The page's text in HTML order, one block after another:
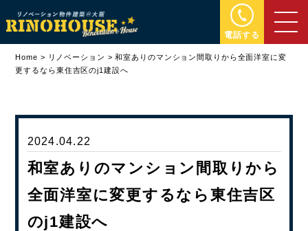
電話する
Home > リノベーション >和室ありのマンション間取りから全面洋室に変
更するなら東住吉区のj1建設へ
2024.04.22
和室ありのマンション間取りから
全面洋室に変更するなら東住吉区
のj1建設へ